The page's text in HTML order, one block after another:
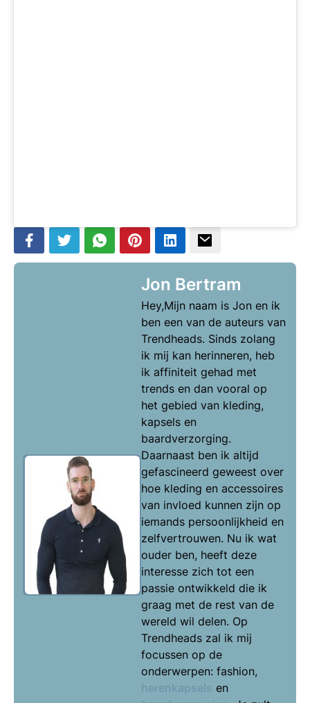
Jon Bertram
Hey,Mijn naam is Jon en ik
ben een van de auteurs van
Trendheads. Sinds zolang
ik mij kan herinneren, heb
ik affiniteit gehad met
trends en dan vooral op
het gebied van kleding,
kapsels en
baardverzorging.
Daarnaast ben ik altijd
gefascineerd geweest over
hoe kleding en accessoires
van invloed kunnen zijn op
iemands persoonlijkheid en
zelfvertrouwen. Nu ik wat
ouder ben, heeft deze
interesse zich tot een
passie ontwikkeld die ik
graag met de rest van de
wereld wil delen. Op
Trendheads zal ik mij
focussen op de
onderwerpen: fashion,
herenkapsels en